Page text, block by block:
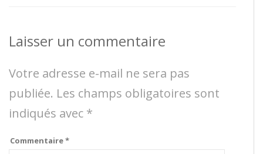
Laisser un commentaire
Votre adresse e-mail ne sera pas
publiée. Les champs obligatoires sont
indiqués avec *
Commentaire*